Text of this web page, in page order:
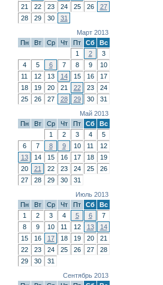
21
22 23 24 25 26
27
28
29 30 31
Март 2013
Пн
Вт Ср Чт Пт Сб
Вс
1
2
3
4
5 6 7 8 9
10
11
12 13 14 15 16
17
18
19 20 21 22 23
24
25
26 27 28 29 30 31
Май 2013
Пн
Вт Ср Чт Пт Сб
Вс
1
2 3 4
5
6
7 8 9 10 11
12
13
14 15 16 17 18
19
20
21 22 23 24 25
26
27
28 29 30 31
Июль 2013
Пн
Вт Ср Чт Пт Сб
Вс
1
2 3 4 5 6
7
8
9 10 11 12 13
14
15
16 17 18 19 20
21
22
23 24 25 26 27
28
29
30 31
Сентябрь 2013